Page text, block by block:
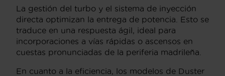
La gestión del turbo y el sistema de inyección
directa optimizan la entrega de potencia. Esto se
traduce en una respuesta ágil, ideal para
incorporaciones a vías rápidas o ascensos en
cuestas pronunciadas de la periferia madrileña.
En cuanto a la eficiencia, los modelos de Duster